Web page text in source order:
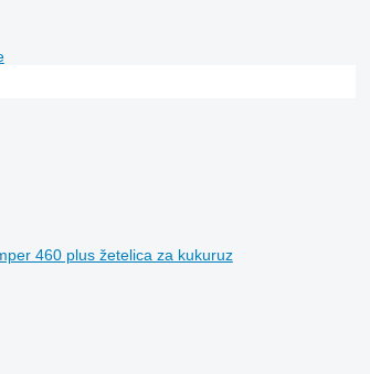
460 plus žetelica za kukuruz